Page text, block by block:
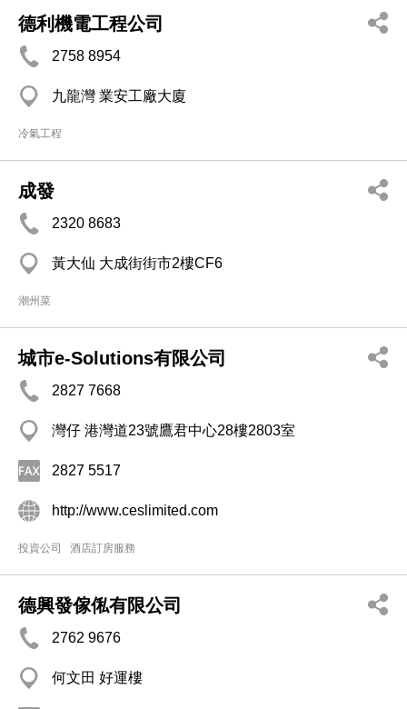
德利機電工程公司
2758 8954
九龍灣 業安工廠大廈
冷氣工程
成發
2320 8683
黃大仙 大成街街市2樓CF6
潮州菜
城市e-Solutions有限公司
2827 7668
灣仔 港灣道23號鷹君中心28樓2803室
2827 5517
http://www.ceslimited.com
投資公司 酒店訂房服務
德興發傢俬有限公司
2762 9676
何文田 好運樓